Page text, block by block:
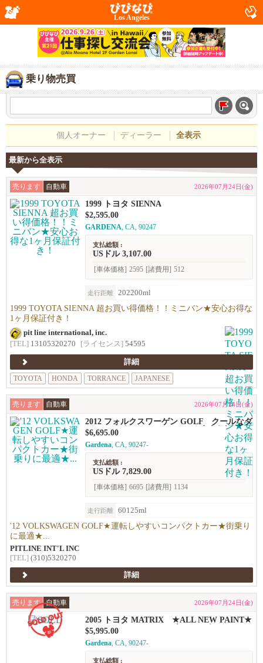
Los Angeles
乗り物売買
個人オーナー ディーラー 全表示
最新から全表示
売ります 自動車 2026年07月24日(金)
1999 トヨタ SIENNA
$2,595.00
GARDENA, CA, 90247
支払総額 :
USドル 3,107.00
[車体価格] 2595 [諸費用] 512
走行距離 202200ml
1999 TOYOTA SIENNA 超お買い得価格！！ミニバン★安心お得な
1ヶ月保証付き！
pit line international, inc.
[TEL] 13105320270 [ライセンス] 54595
詳細
TOYOTA
HONDA TORRANCE JAPANESE
売ります 自動車 2026年07月24日(金)
2012 フォルクスワーゲン GOLF クールなダ
ークネイビー☆ハッチバック★安心保証付き
★
$6,695.00
Gardena, CA, 90247-
支払総額 :
USドル 7,829.00
[車体価格] 6695 [諸費用] 1134
走行距離 60125ml
'12 VOLKSWAGEN GOLF★運転しやすいコンパクトカー★街乗り
に最適★...
PITLINE INT'L INC
[TEL] (310)5320270
詳細
売ります 自動車 2026年07月24日(金)
2005 トヨタ MATRIX ★ALL NEW PAINT★
BLUETOOTH、ドライブレコーダー★
$5,995.00
Gardena, CA, 90247-
支払総額 :